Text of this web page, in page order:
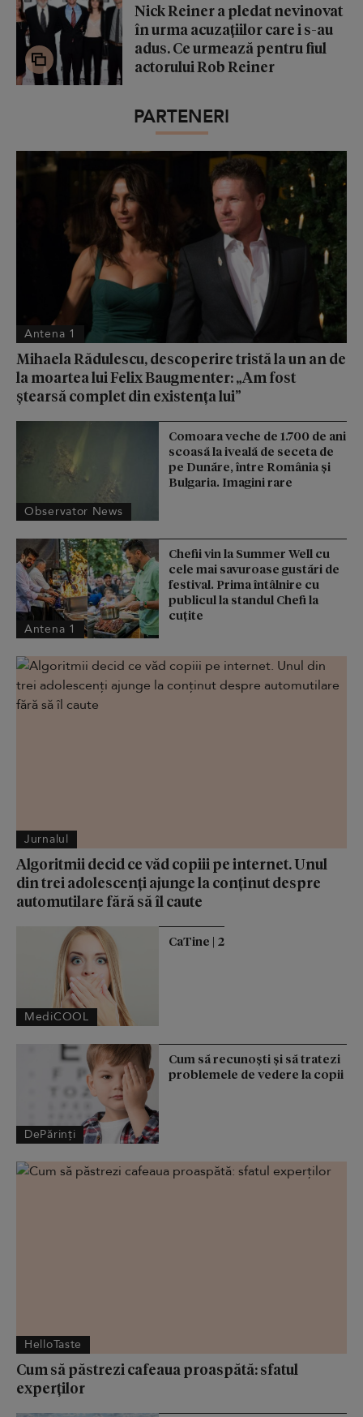
Nick Reiner a pledat nevinovat
în urma acuzațiilor care i s-au
adus. Ce urmează pentru fiul
actorului Rob Reiner
PARTENERI
Antena 1
Mihaela Rădulescu, descoperire tristă la un an de
la moartea lui Felix Baugmenter: „Am fost
ștearsă complet din existența lui”
Observator News
Comoara veche de 1.700 de ani
scoasă la iveală de seceta de
pe Dunăre, între România şi
Bulgaria. Imagini rare
Antena 1
Chefii vin la Summer Well cu
cele mai savuroase gustări de
festival. Prima întâlnire cu
publicul la standul Chefi la
cuțite
Jurnalul
Algoritmii decid ce văd copiii pe internet. Unul
din trei adolescenți ajunge la conținut despre
automutilare fără să îl caute
MediCOOL
CaTine | 2
DePărinți
Cum să recunoști și să tratezi
problemele de vedere la copii
HelloTaste
Cum să păstrezi cafeaua proaspătă: sfatul
experților